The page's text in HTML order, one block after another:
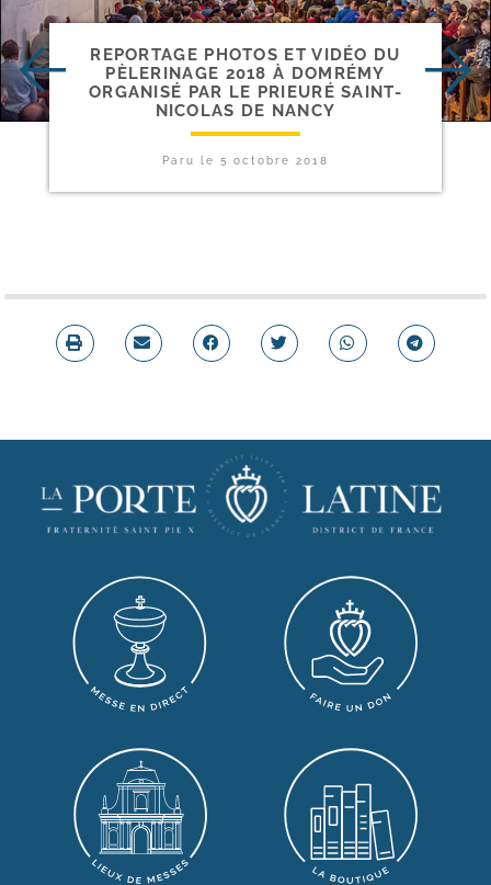
REPORTAGE PHOTOS ET VIDÉO DU
PÈLERINAGE 2018 À DOMRÉMY
ORGANISÉ PAR LE PRIEURÉ SAINT-​
NICOLAS DE NANCY
Paru le 5 octobre 2018